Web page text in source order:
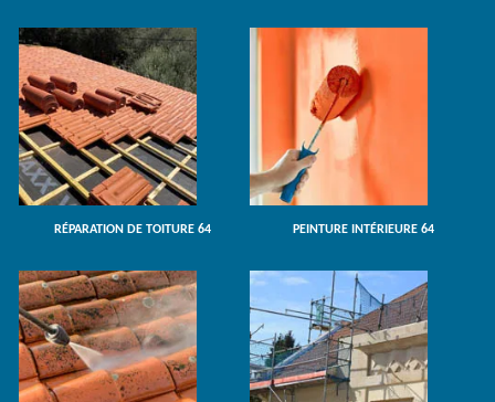
RÉPARATION DE TOITURE 64 PEINTURE INTÉRIEURE 64